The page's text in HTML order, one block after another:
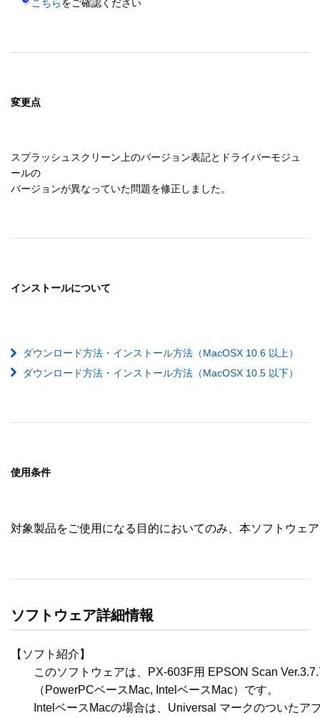
こちら
変更点
スプラッシュスクリーン上のバージョン表記とドライバーモジュ
ールの
インストールについて
ダウンロード方法・インストール方法（MacOSX 10.6 以上）
ダウンロード方法・インストール方法（MacOSX 10.5 以下）
使用条件
対象製品をご使用になる目的においてのみ、本ソフトウェ
ソフトウェア詳細情報
【ソフト紹介】
このソフトウェアは、PX-603F用 EPSON Scan
（PowerPCベースMac, IntelベースMac）です。
IntelベースMacの場合は、Universal マークのついたア